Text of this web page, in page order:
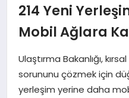
KIMDIR?
NEDIR?
214 Yeni
Mobil Ağlara
Ulaştırma Bakanlığı,
sorununu çözmek için
yerleşim yerine daha